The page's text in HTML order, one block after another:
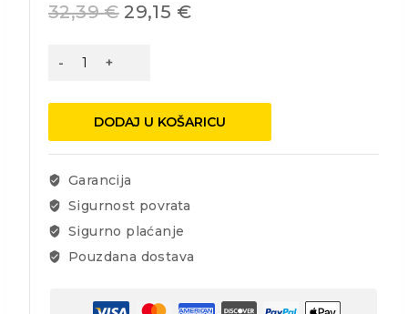
32,39€ 29,15 €
Struna
ProCom
3.0mm,
168m,
količina
DODAJ U KOŠARICU
Garancija
Sigurnost povrata
Sigurno plaćanje
Pouzdana dostava